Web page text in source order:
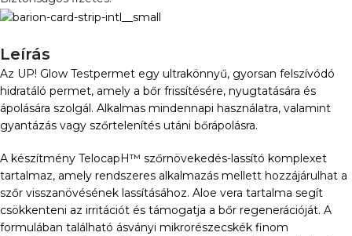
Leírás
Az UP! Glow Testpermet egy ultrakönnyű, gyorsan felszívódó
hidratáló permet, amely a bőr frissítésére, nyugtatására és
ápolására szolgál. Alkalmas mindennapi használatra, valamint
gyantázás vagy szőrtelenítés utáni bőrápolásra.
A készítmény TelocapH™ szőrnövekedés-lassító komplexet
tartalmaz, amely rendszeres alkalmazás mellett hozzájárulhat a
szőr visszanövésének lassításához. Aloe vera tartalma segít
csökkenteni az irritációt és támogatja a bőr regenerációját. A
formulában található ásványi mikrorészecskék finom